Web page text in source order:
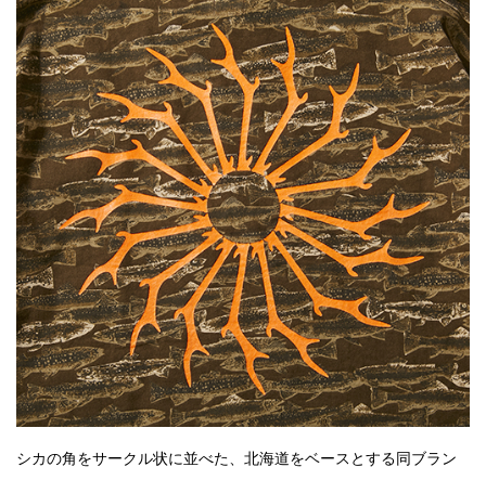
シカの角をサークル状に並べた、北海道をベースとする同ブラン